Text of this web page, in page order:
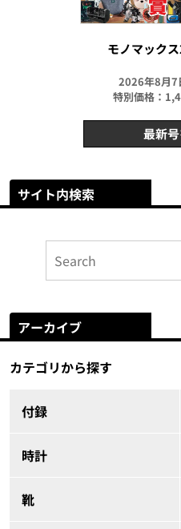
モノマック
2026年8月7
特別価格：
最新
サイト内検索
アーカイブ
カテゴリから探す
付録
時計
靴